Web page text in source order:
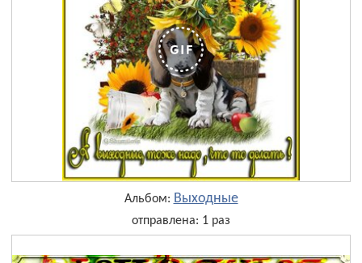
Альбом: Выходные
отправлена: 1 раз